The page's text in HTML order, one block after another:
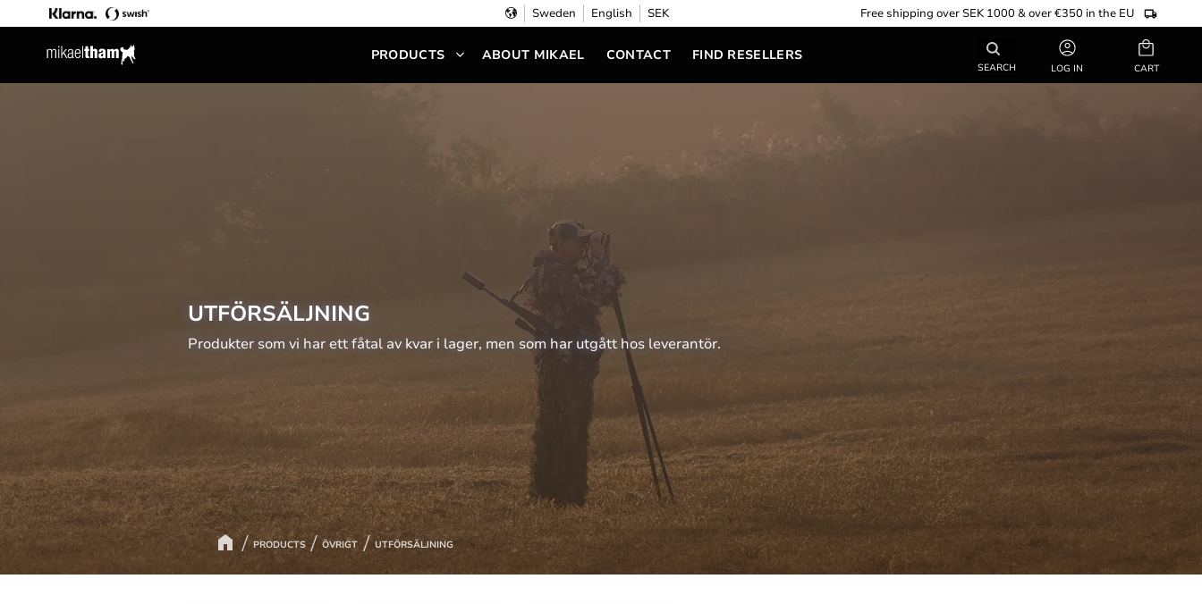
Sweden English SEK Free shipping over SEK 1000 & over €350 in the EU
SEARCH
PRODUCTS ABOUT MIKAEL CONTACT FIND RESELLERS
LOG IN
Basket
PRODUCTS ÖVRIGT UTFÖRSÄLJNING
UTFÖRSÄLJNING
Produkter som vi har ett fåtal av kvar i lager, men som har utgått hos leverantör.